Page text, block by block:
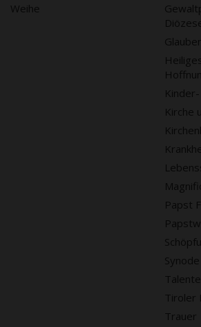
Weihe
Kirche
Papst
Talente
Tiroler
Trauer